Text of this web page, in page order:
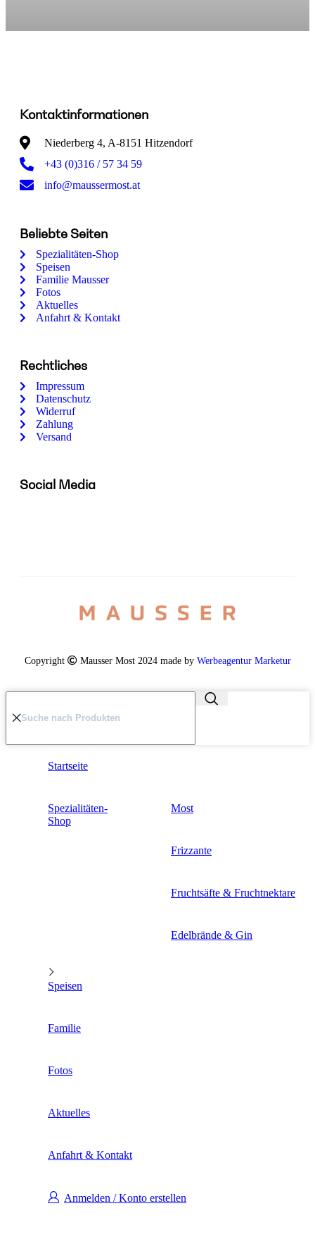
Kontaktinformationen
Niederberg 4, A-8151 Hitzendorf
+43 (0)316 / 57 34 59
info@maussermost.at
Beliebte Seiten
Spezialitäten-Shop
Speisen
Familie Mausser
Fotos
Aktuelles
Anfahrt & Kontakt
Rechtliches
Impressum
Datenschutz
Widerruf
Zahlung
Versand
Social Media
Copyright Mausser Most 2024 made by Werbeagentur Marketur
Startseite
Spezialitäten-
Shop
Most
Frizzante
Fruchtsäfte & Fruchtnektare
Edelbrände & Gin
Speisen
Familie
Fotos
Aktuelles
Anfahrt & Kontakt
Anmelden / Konto erstellen